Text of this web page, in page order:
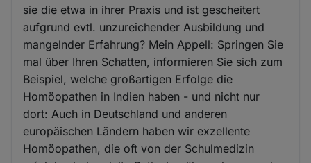
sie die etwa in ihrer Praxis und ist gescheitert
aufgrund evtl. unzureichender Ausbildung und
mangelnder Erfahrung? Mein Appell: Springen Sie
mal über Ihren Schatten, informieren Sie sich zum
Beispiel, welche großartigen Erfolge die
Homöopathen in Indien haben - und nicht nur
dort: Auch in Deutschland und anderen
europäischen Ländern haben wir exzellente
Homöopathen, die oft von der Schulmedizin